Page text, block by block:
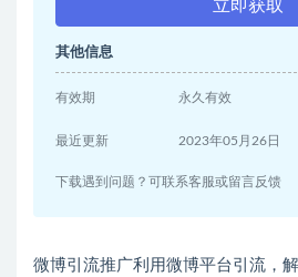
立即获取
其他信息
有效期 永久有效
最近更新 2023年05月26日
下载遇到问题？可联系客服或留言反馈
微博引流推广利用微博平台引流，